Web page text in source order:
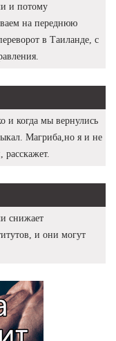
и потому
на переднюю
в Таиланде, с
и когда мы вернулись
Магриба,но я и не
снижает
и они могут